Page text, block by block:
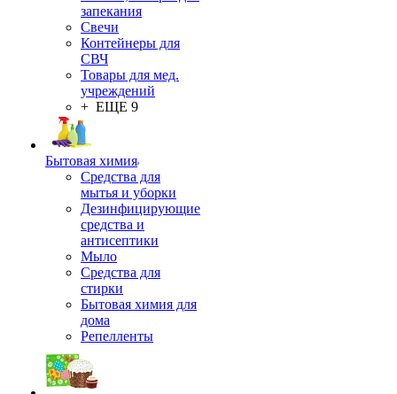
запекания
Свечи
Контейнеры для
СВЧ
Товары для мед.
учреждений
+ ЕЩЕ 9
Бытовая химия
Средства для
мытья и уборки
Дезинфицирующие
средства и
антисептики
Мыло
Средства для
стирки
Бытовая химия для
дома
Репелленты